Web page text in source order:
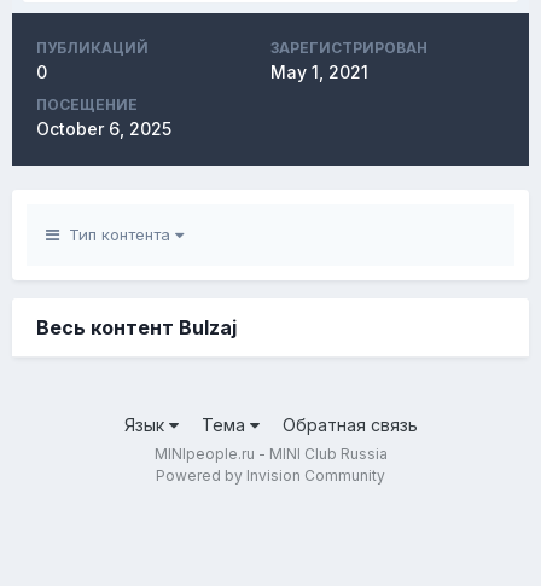
ПУБЛИКАЦИЙ
0
ЗАРЕГИСТРИРОВАН
May 1, 2021
ПОСЕЩЕНИЕ
October 6, 2025
Тип контента
Весь контент Bulzaj
Язык Тема Обратная связь
MINIpeople.ru - MINI Club Russia
Powered by Invision Community